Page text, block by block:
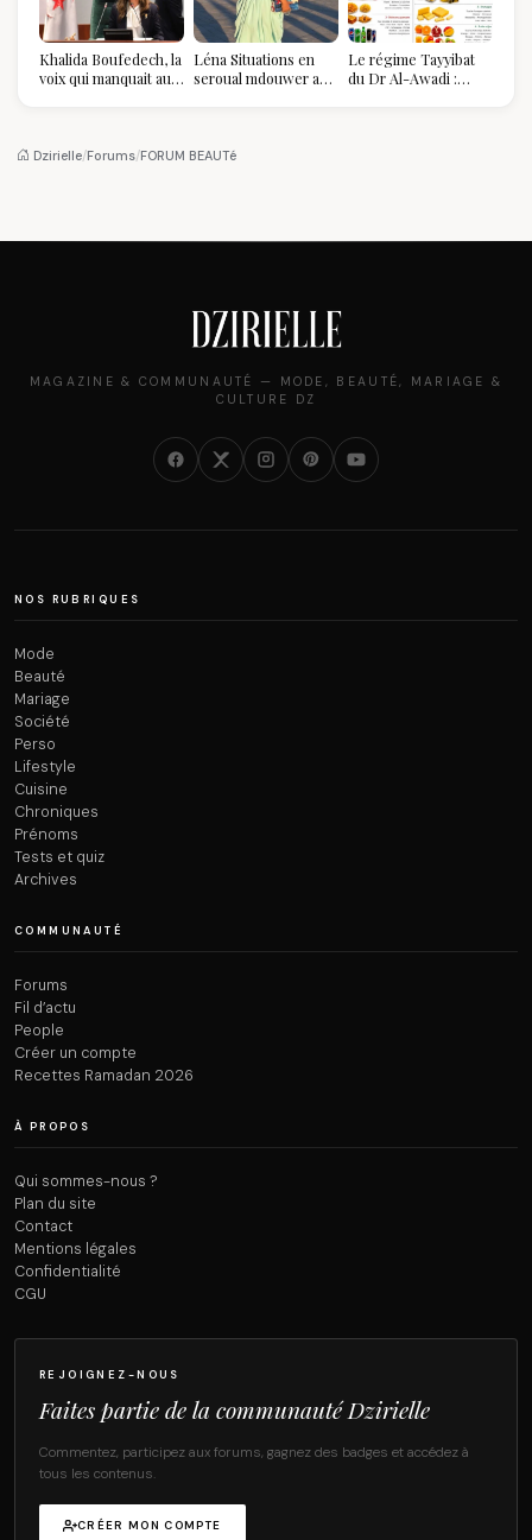
Khalida Boufedech, la
voix qui manquait au
Léna Situations en
seroual mdouwer au
pièce mode de l'été
Le régime Tayyibat
du Dr Al-Awadi :
Dzirielle/Forums/FORUM BEAUTé
MAGAZINE & COMMUNAUTÉ — MODE, BEAUTÉ, MARIAGE &
CULTURE DZ
NOS RUBRIQUES
Mode
Beauté
Mariage
Société
Perso
Lifestyle
Cuisine
Chroniques
Prénoms
Tests et quiz
Archives
COMMUNAUTÉ
Forums
Fil d’actu
People
Créer un compte
Recettes Ramadan 2026
À PROPOS
Qui sommes-nous ?
Plan du site
Contact
Mentions légales
Confidentialité
CGU
REJOIGNEZ-NOUS
Faites partie de la communauté Dzirielle
Commentez, participez aux forums, gagnez des badges et accédez à
tous les contenus.
CRÉER MON COMPTE